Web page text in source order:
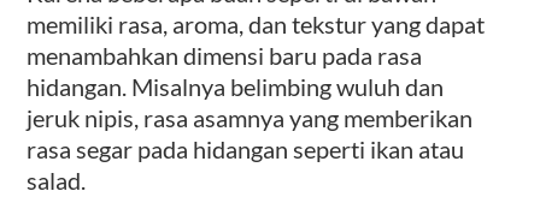
memiliki rasa, aroma, dan tekstur yang dapat
menambahkan dimensi baru pada rasa
hidangan. Misalnya belimbing wuluh dan
jeruk nipis, rasa asamnya yang memberikan
rasa segar pada hidangan seperti ikan atau
salad.